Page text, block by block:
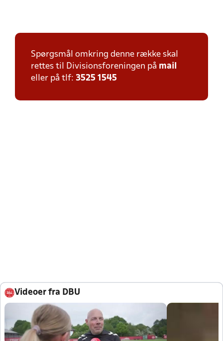
Spørgsmål omkring denne række skal
rettes til Divisionsforeningen på mail
eller på tlf: 3525 1545
Videoer fra DBU